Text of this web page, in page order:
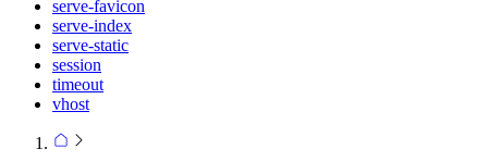
serve-favicon
serve-index
serve-static
session
timeout
vhost